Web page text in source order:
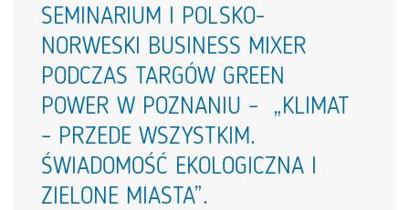
SEMINARIUM I POLSKO-
NORWESKI BUSINESS MIXER
PODCZAS TARGÓW GREEN
POWER W POZNANIU – „KLIMAT
– PRZEDE WSZYSTKIM.
ŚWIADOMOŚĆ EKOLOGICZNA I
ZIELONE MIASTA”.